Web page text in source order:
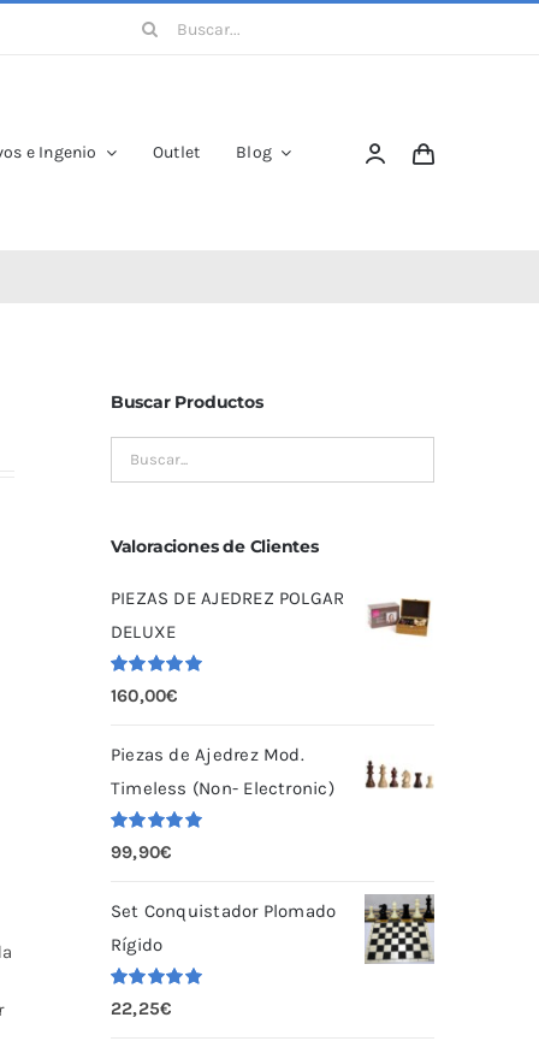
Buscar:
e Ingenio Outlet Blog
Buscar Productos
Valoraciones de Clientes
PIEZAS DE AJEDREZ POLGAR
DELUXE
Valorado
con 5.00
160,00€
Piezas de Ajedrez Mod.
Timeless (Non- Electronic)
Valorado
con 5.00
99,90€
Set Conquistador Plomado
Rígido
Valorado
con
5.00
22,25€